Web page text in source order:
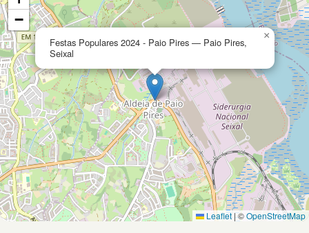
Festas Populares 2024 - Paio Pires — Paio Pires,
Seixal
×
−
Leaflet |©OpenStreetMap